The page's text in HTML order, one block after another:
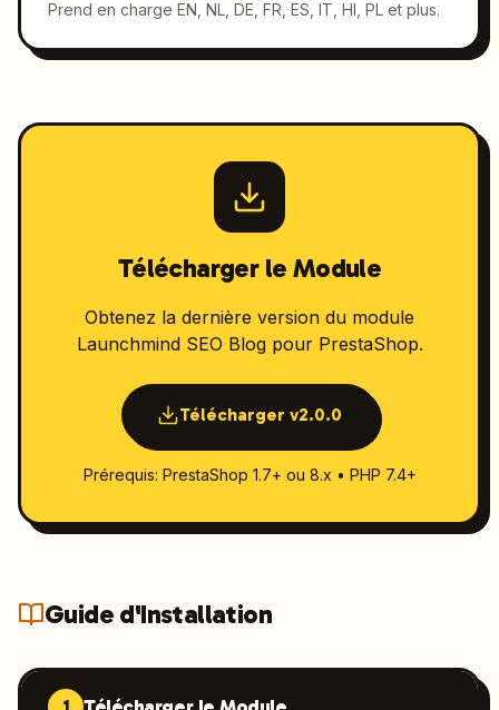
Prend en charge EN, NL, DE, FR, ES, IT, HI, PL et plus.
Télécharger le Module
Obtenez la dernière version du module
Launchmind SEO Blog pour PrestaShop.
Télécharger v2.0.0
Prérequis: PrestaShop 1.7+ ou 8.x • PHP 7.4+
Guide d'Installation